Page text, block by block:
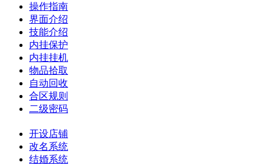
操作指南
界面介绍
技能介绍
内挂保护
内挂挂机
物品拾取
自动回收
合区规则
二级密码
开设店铺
改名系统
结婚系统